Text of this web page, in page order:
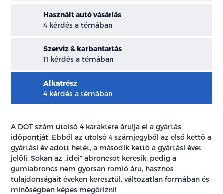
Használt autó vásárlás
4 kérdés a témában
Szerviz & karbantartás
11 kérdés a témában
Alkatrész
4 kérdés a témában
A DOT szám utolsó 4 karaktere árulja el a gyártás
időpontját. Ebből az utolsó 4 számjegyből az első kettő a
gyártási év adott hetét, a második kettő a gyártási évet
jelöli. Sokan az „idei” abroncsot keresik, pedig a
gumiabroncs nem gyorsan romló áru, hasznos
tulajdonságait éveken keresztül, változatlan formában és
minőségben képes megőrizni!